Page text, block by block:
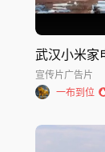
武汉小米家
宣传片广告片
一布到位